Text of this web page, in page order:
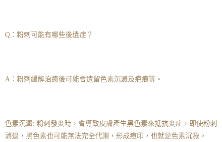
Q：粉刺可能有哪些後遺症？
A：粉刺緩解治癒後可能會遺留色素沉澱及疤痕等。
色素沉澱: 粉刺發炎時，會導致皮膚產生黑色素來抵抗炎症，即使粉刺
消退，黑色素也可能無法完全代謝，形成痘印，也就是色素沉澱。